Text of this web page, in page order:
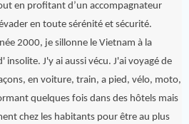
en profitant d’un accompagnateur
en toute sérénité et sécurité.
2000, je sillonne le Vietnam à la
insolite. J'y ai aussi vécu. J'ai voyagé de
en voiture, train, a pied, vélo, moto,
quelques fois dans des hôtels mais
chez les habitants pour être au plus